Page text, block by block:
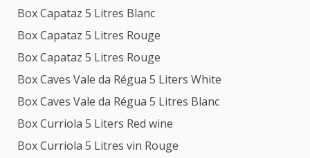
Box Capataz 5 Litres Blanc
Box Capataz 5 Litres Rouge
Box Capataz 5 Litres Rouge
Box Caves Vale da Régua 5 Liters White
Box Caves Vale da Régua 5 Litres Blanc
Box Curriola 5 Liters Red wine
Box Curriola 5 Litres vin Rouge